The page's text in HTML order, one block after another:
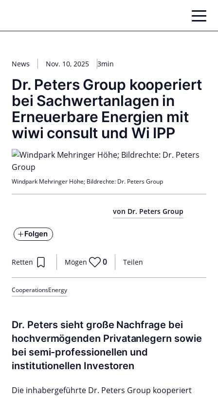
springen
News Nov. 10, 2025 3min
Dr. Peters Group kooperiert
bei Sachwertanlagen in
Erneuerbare Energien mit
wiwi consult und Wi IPP
von Dr. Peters Group
Folgen
Teilen
Retten Mögen 0
CooperationsEnergy
Windpark Mehringer Höhe; Bildrechte: Dr. Peters Group
Dr. Peters sieht große Nachfrage bei
hochvermögenden Privatanlegern sowie
bei semi-professionellen und
institutionellen Investoren
Die inhabergeführte Dr. Peters Group kooperiert